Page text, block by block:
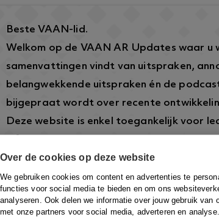
Over de cookies op deze website
We gebruiken cookies om content en advertenties te
functies voor social media te bieden en om ons
analyseren. Ook delen we informatie over jouw gebruik van
met onze partners voor social media, adverteren en analyse.
Beste VAAN-lid.
Welkom op de VAAN AR Updates waar u
samenvattingen vindt van uitspraken,
belangwekkende uitspraken én de
bijgepraat wordt over recente
Deze website is enkel toegankelijk voor
arbeidsrecht.nl/.
Om in te loggen klikt u rechtsboven op de
VAAN-account in te loggen om toegang te